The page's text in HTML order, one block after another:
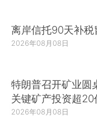
离岸信托90天补税
2026年08月08日
特朗普召开矿业圆
关键矿产投资超20
2026年08月08日